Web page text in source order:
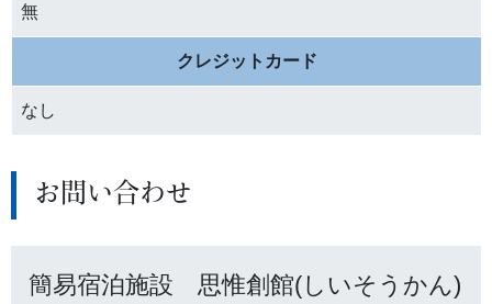
無
クレジットカード
なし
お問い合わせ
簡易宿泊施設 思惟創館(しいそうかん)